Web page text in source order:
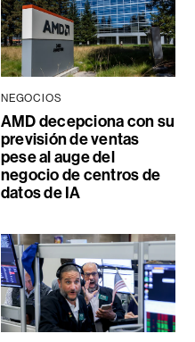
NEGOCIOS
AMD decepciona con su
previsión de ventas
pese al auge del
negocio de centros de
datos de IA